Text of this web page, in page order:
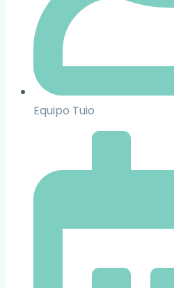
Equipo Tuio